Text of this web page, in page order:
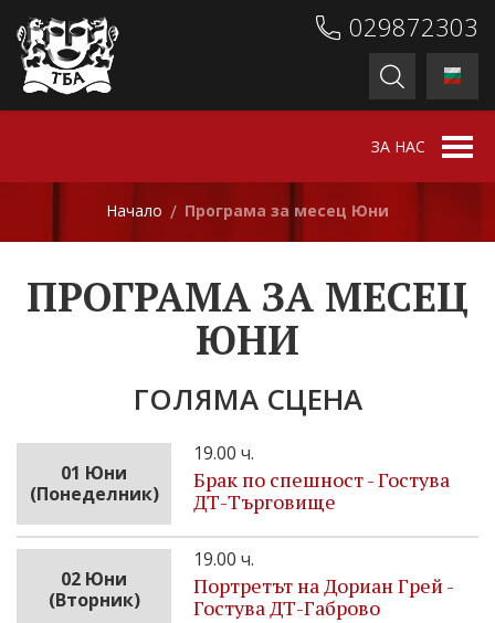
029872303
ЗА НАС
Начало / Програма за месец Юни
ПРОГРАМА ЗА МЕСЕЦ
ЮНИ
ГОЛЯМА СЦЕНА
01 Юни
(Понеделник)
19.00 ч.
Брак по спешност - Гостува
ДТ-Търговище
02 Юни
(Вторник)
19.00 ч.
Портретът на Дориан Грей -
Гостува ДТ-Габрово